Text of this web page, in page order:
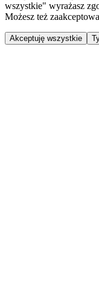
wszystkie" wyrażasz
Możesz też
Akceptuję wszystkie